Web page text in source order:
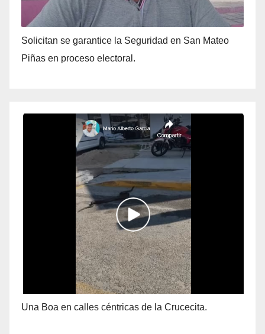
Solicitan se garantice la Seguridad en San Mateo
Piñas en proceso electoral.
Una Boa en calles céntricas de la Crucecita.